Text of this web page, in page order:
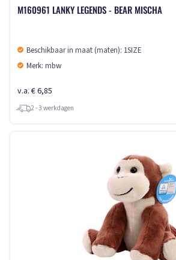
M160961 LANKY LEGENDS - BEAR MISCHA
Beschikbaar in maat (maten): 1SIZE
Merk: mbw
v.a. € 6,85
2 - 3 werkdagen